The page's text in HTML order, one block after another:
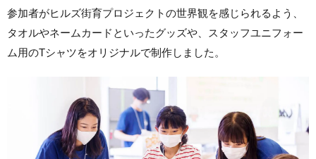
参加者がヒルズ街育プロジェクトの世界観を感じられるよう、
タオルやネームカードといったグッズや、スタッフユニフォー
ム用のTシャツをオリジナルで制作しました。